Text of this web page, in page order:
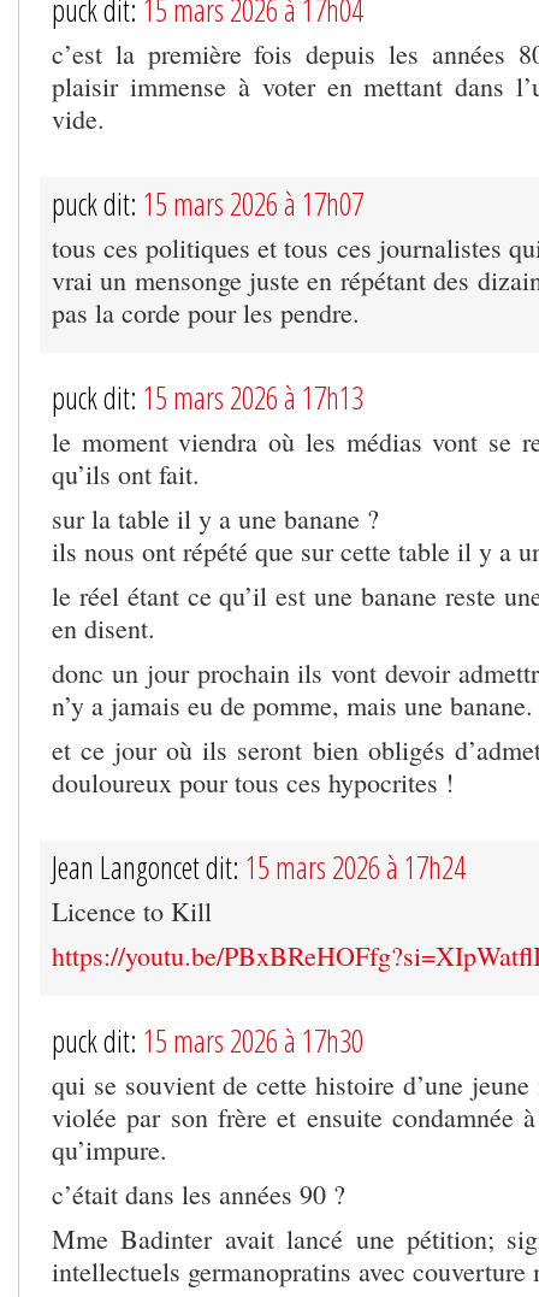
puck dit: 15 mars 2026 à 17h04
c’est la première fois depuis les années
plaisir immense à voter en mettant dans
vide.
puck dit: 15 mars 2026 à 17h07
tous ces politiques et tous ces journalistes
vrai un mensonge juste en répétant des
pas la corde pour les pendre.
puck dit: 15 mars 2026 à 17h13
le moment viendra où les médias vont se
qu’ils ont fait.
sur la table il y a une banane ?
ils nous ont répété que sur cette table il y a
le réel étant ce qu’il est une banane reste
en disent.
donc un jour prochain ils vont devoir
n’y a jamais eu de pomme, mais une banane.
et ce jour où ils seront bien obligés
douloureux pour tous ces hypocrites !
Jean Langoncet dit: 15 mars 2026 à 17h24
Licence to Kill
https://youtu.be/
puck dit: 15 mars 2026 à 17h30
qui se souvient de cette histoire d’une
violée par son frère et ensuite condamnée
qu’impure.
c’était dans les années 90 ?
Mme Badinter avait lancé une pétition;
intellectuels germanopratins avec